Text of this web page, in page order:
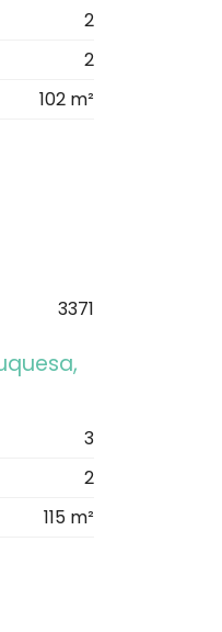
2
2
102 m²
3371
3
2
115 m²